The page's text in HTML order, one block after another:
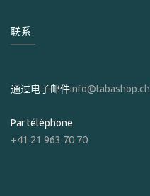
联系
通过电子邮件info@tabashop.ch
Par téléphone
+41 21 963 70 70